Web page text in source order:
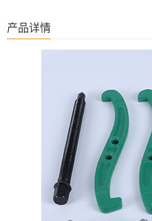
产品详情